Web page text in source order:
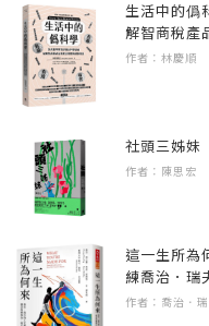
攝氏15～30度為
要充足的陽光以及
盡速接受日照，盡
乾掉才澆水的情形
薄荷可食用，清涼
等功效，也可加入
攝氏25～32度為
歡溫暖的環境，需
1.購買後請盡速種
發芽率，恕不接受
貨。
栽，原本的紙盆栽
3.實物與照片可能
果也因種植方法、
為準。
生活中的僞
解智商稅產
作者：林慶順
社頭三姊妹
作者：陳思宏
這一生所為
練喬治．瑞
作者：喬治．